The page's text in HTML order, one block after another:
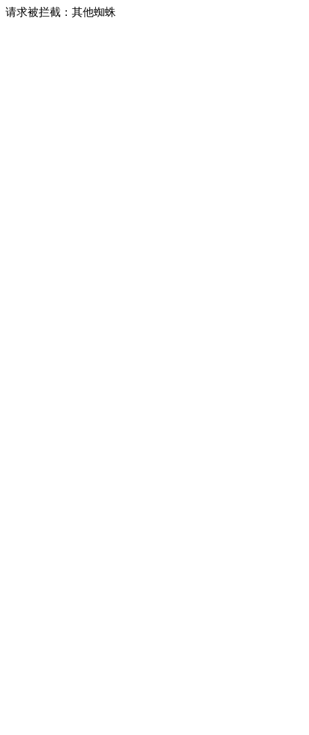
请求被拦截：其他蜘蛛